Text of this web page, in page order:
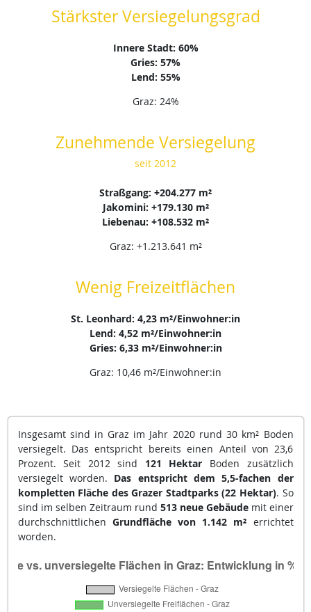
Stärkster Versiegelungsgrad
Innere Stadt: 60%
Gries: 57%
Lend: 55%
Graz: 24%
Zunehmende Versiegelung
seit 2012
Straßgang: +204.277 m²
Jakomini: +179.130 m²
Liebenau: +108.532 m²
Graz: +1.213.641 m²
Wenig Freizeitflächen
St. Leonhard: 4,23 m²/Einwohner:in
Lend: 4,52 m²/Einwohner:in
Gries: 6,33 m²/Einwohner:in
Graz: 10,46 m²/Einwohner:in
Insgesamt sind in Graz im Jahr 2020 rund 30 km² Boden
versiegelt. Das entspricht bereits einen Anteil von 23,6
Prozent. Seit 2012 sind 121 Hektar Boden zusätzlich
versiegelt worden. Das entspricht dem 5,5-fachen der
kompletten Fläche des Grazer Stadtparks (22 Hektar). So
sind im selben Zeitraum rund 513 neue Gebäudemit einer
durchschnittlichen Grundfläche von 1.142 m² errichtet
worden.